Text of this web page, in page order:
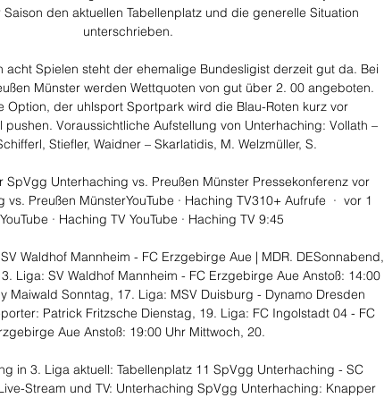
den aktuellen Tabellenplatz und die generelle Situation
unterschrieben.
acht Spielen steht der ehemalige Bundesligist derzeit gut da. Bei
Münster werden Wettquoten von gut über 2. 00 angeboten.
Option, der uhlsport Sportpark wird die Blau-Roten kurz vor
pushen. Voraussichtliche Aufstellung von Unterhaching: Vollath –
Stiefler, Waidner – Skarlatidis, M. Welzmüller, S.
SpVgg Unterhaching vs. Preußen Münster Pressekonferenz vor
Preußen MünsterYouTube · Haching TV310+ Aufrufe  ·  vor 1
· Haching TV YouTube · Haching TV 9:45
Waldhof Mannheim - FC Erzgebirge Aue | MDR. DESonnabend,
Liga: SV Waldhof Mannheim - FC Erzgebirge Aue Anstoß: 14:00
Maiwald Sonntag, 17. Liga: MSV Duisburg - Dynamo Dresden
Patrick Fritzsche Dienstag, 19. Liga: FC Ingolstadt 04 - FC
Aue Anstoß: 19:00 Uhr Mittwoch, 20.
in 3. Liga aktuell: Tabellenplatz 11 SpVgg Unterhaching - SC
Stream und TV: Unterhaching SpVgg Unterhaching: Knapper